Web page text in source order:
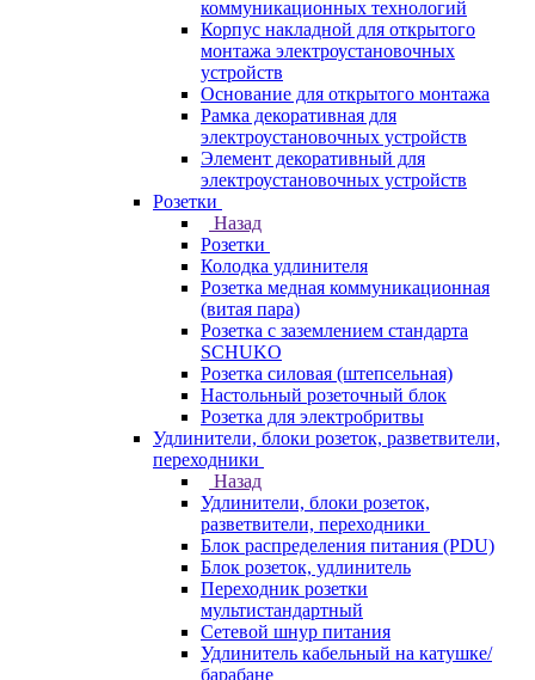
коммуникационных технологий
Корпус накладной для открытого
монтажа электроустановочных
устройств
Основание для открытого монтажа
Рамка декоративная для
электроустановочных устройств
Элемент декоративный для
электроустановочных устройств
Розетки
Назад
Розетки
Колодка удлинителя
Розетка медная коммуникационная
(витая пара)
Розетка с заземлением стандарта
SCHUKO
Розетка силовая (штепсельная)
Настольный розеточный блок
Розетка для электробритвы
Удлинители, блоки розеток, разветвители,
переходники
Назад
Удлинители, блоки розеток,
разветвители, переходники
Блок распределения питания (PDU)
Блок розеток, удлинитель
Переходник розетки
мультистандартный
Сетевой шнур питания
Удлинитель кабельный на катушке/
барабане